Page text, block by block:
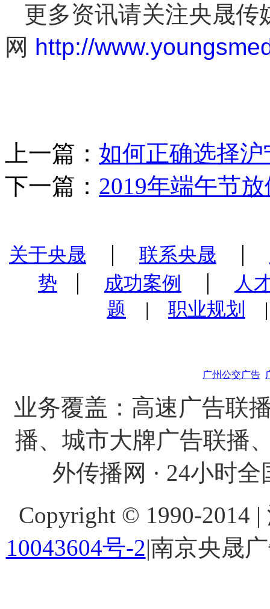
更多资讯请关注央晟传
网 http://
上一篇： 如何正确选择
下一篇： 2019年端午节
关于央晟 | 联系央晟 |
势
| 成功案例 |
人
题 | 职业规划
广州公交广告
业务覆盖：高速广告联
播、城市大牌广告联播
外传播网 · 24小时
Copyright © 1990-2014
10043604号-2|南京央晟